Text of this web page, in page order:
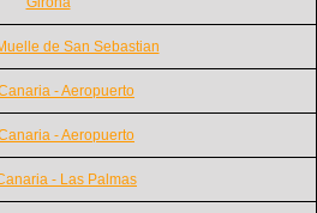
de San Sebastian
- Aeropuerto
- Aeropuerto
- Las Palmas